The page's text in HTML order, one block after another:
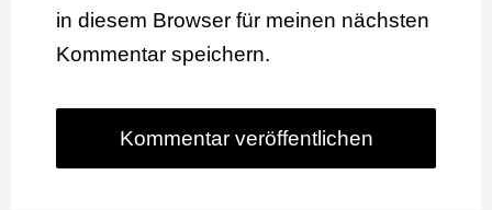
in diesem Browser für meinen nächsten
Kommentar speichern.